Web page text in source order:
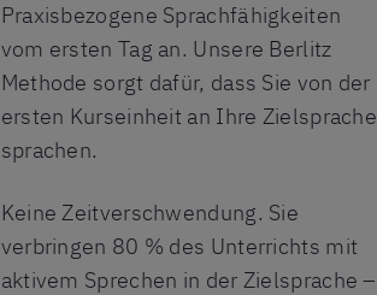
Praxisbezogene Sprachfähigkeiten
vom ersten Tag an. Unsere Berlitz
Methode sorgt dafür, dass Sie von der
ersten Kurseinheit an Ihre Zielsprache
sprachen.
Keine Zeitverschwendung. Sie
verbringen 80 % des Unterrichts mit
aktivem Sprechen in der Zielsprache –